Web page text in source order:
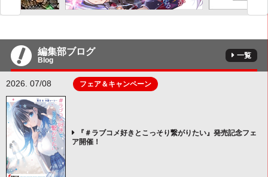
編集部ブログ
Blog
一覧
2026. 07/08 フェア＆キャンペーン
『＃ラブコメ好きとこっそり繋がりたい』発売記念フェ
ア開催！